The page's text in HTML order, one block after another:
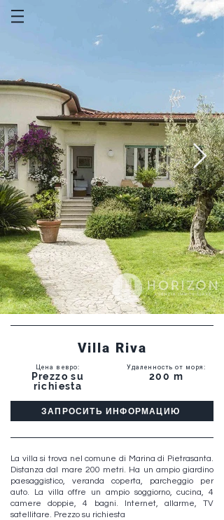
Villa Riva
Цена в евро:
Prezzo su
richiesta
Удаленность от моря :
200 m
ЗАПРОСИТЬ ИНФОРМАЦИЮ
La villa si trova nel comune di Marina di Pietrasanta.
Distanza dal mare 200 metri. Ha un ampio giardino
paesaggistico, veranda coperta, parcheggio per
auto. La villa offre un ampio soggiorno, cucina, 4
camere doppie, 4 bagni. Internet, allarme, TV
satellitare. Prezzo su richiesta